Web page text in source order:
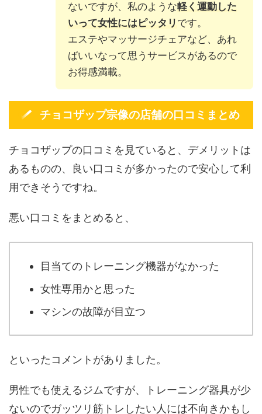
ないですが、私のような軽く運動した
いって女性にはピッタリ です。
エステやマッサージチェアなど、あれ
ばいいなって思うサービスがあるので
お得感満載。
チョコザップ宗像の店舗の口コミまとめ
チョコザップの口コミを見ていると、デメリットは
あるものの、良い口コミが多かったので安心して利
用できそうですね。
悪い口コミをまとめると、
目当てのトレーニング機器がなかった
女性専用かと思った
マシンの故障が目立つ
といったコメントがありました。
男性でも使えるジムですが、トレーニング器具が少
ないのでガッツリ筋トレしたい人には不向きかもし